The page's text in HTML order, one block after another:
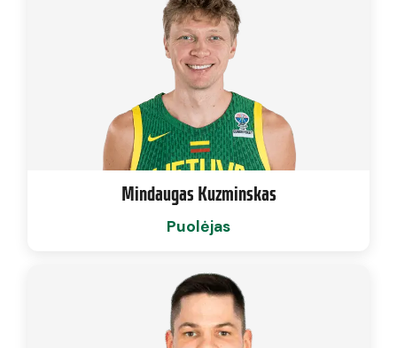
Mindaugas Kuzminskas
Puolėjas